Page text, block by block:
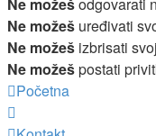
Ne možeš uređivati
Ne možeš izbrisati
Ne možešpostati
Početna